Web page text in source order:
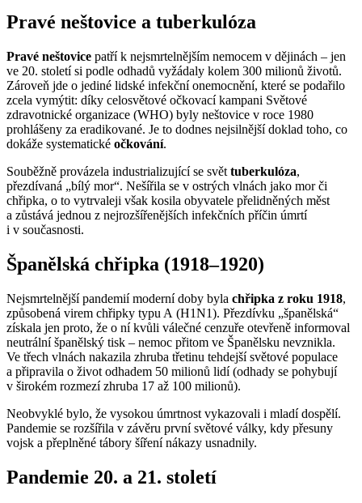
Pravé neštovice a tuberkulóza
Pravé neštovice patří k nejsmrtelnějším nemocem v dějinách – jen
ve 20. století si podle odhadů vyžádaly kolem 300 milionů životů.
Zároveň jde o jediné lidské infekční onemocnění, které se podařilo
zcela vymýtit: díky celosvětové očkovací kampani Světové
zdravotnické organizace (WHO) byly neštovice v roce 1980
prohlášeny za eradikované. Je to dodnes nejsilnější doklad toho, co
dokáže systematické očkování.
Souběžně provázela industrializující se svět tuberkulóza,
přezdívaná „bílý mor“. Nešířila se v ostrých vlnách jako mor či
chřipka, o to vytrvaleji však kosila obyvatele přelidněných měst
a zůstává jednou z nejrozšířenějších infekčních příčin úmrtí
i v současnosti.
Španělská chřipka (1918–1920)
Nejsmrtelnější pandemií moderní doby byla chřipka z roku 1918,
způsobená virem chřipky typu A (H1N1). Přezdívku „španělská“
získala jen proto, že o ní kvůli válečné cenzuře otevřeně informoval
neutrální španělský tisk – nemoc přitom ve Španělsku nevznikla.
Ve třech vlnách nakazila zhruba třetinu tehdejší světové populace
a připravila o život odhadem 50 milionů lidí (odhady se pohybují
v širokém rozmezí zhruba 17 až 100 milionů).
Neobvyklé bylo, že vysokou úmrtnost vykazovali i mladí dospělí.
Pandemie se rozšířila v závěru první světové války, kdy přesuny
vojsk a přeplněné tábory šíření nákazy usnadnily.
Pandemie 20. a 21. století